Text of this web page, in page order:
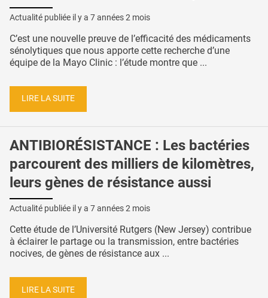
Actualité publiée il y a 7 années 2 mois
C’est une nouvelle preuve de l’efficacité des médicaments
sénolytiques que nous apporte cette recherche d’une
équipe de la Mayo Clinic : l’étude montre que ...
LIRE LA SUITE
ANTIBIORÉSISTANCE : Les bactéries
parcourent des milliers de kilomètres,
leurs gènes de résistance aussi
Actualité publiée il y a 7 années 2 mois
Cette étude de l’Université Rutgers (New Jersey) contribue
à éclairer le partage ou la transmission, entre bactéries
nocives, de gènes de résistance aux ...
LIRE LA SUITE